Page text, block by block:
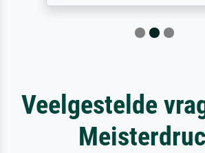
Veelgestelde